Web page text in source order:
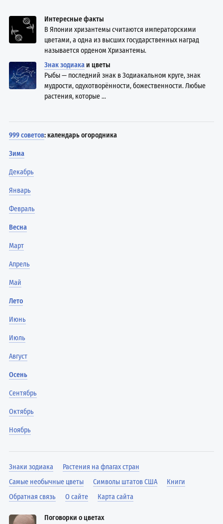
Интересные факты
В Японии хризантемы считаются императорскими
цветами, а одна из высших государственных наград
называется орденом Хризантемы.
Знак зодиака и цветы
Рыбы — последний знак в Зодиакальном круге, знак
мудрости, одухотворённости, божественности. Любые
растения, которые ...
999 советов: календарь огородника
Зима
Декабрь
Январь
Февраль
Весна
Март
Апрель
Май
Лето
Июнь
Июль
Август
Осень
Сентябрь
Октябрь
Ноябрь
Знаки зодиака
Растения на флагах стран
Самые необычные цветы
Символы штатов США
Книги
Обратная связь
О сайте Карта сайта
Поговорки о цветах